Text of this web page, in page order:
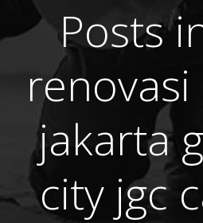
Posts
jakarta
city jgc